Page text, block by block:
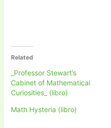
Related
_Professor Stewart’s
Cabinet of Mathematical
Curiosities_ (libro)
Math Hysteria (libro)